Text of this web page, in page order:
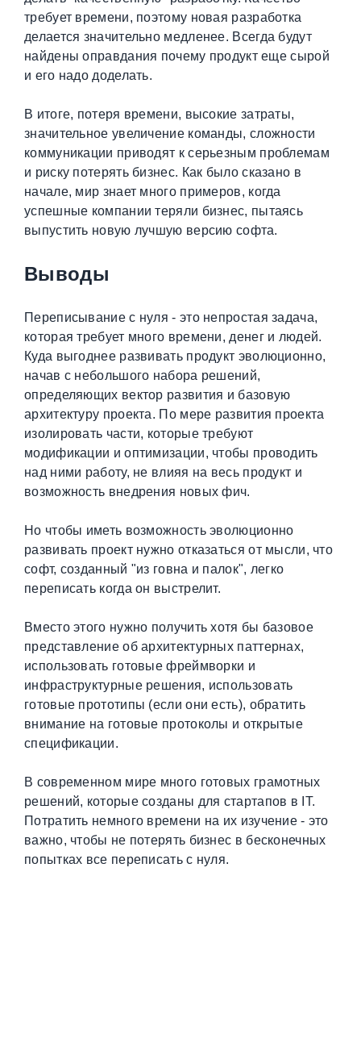
требует времени, поэтому новая разработка
делается значительно медленее. Всегда будут
найдены оправдания почему продукт еще сырой
и его надо доделать.
В итоге, потеря времени, высокие затраты,
значительное увеличение команды, сложности
коммуникации приводят к серьезным проблемам
и риску потерять бизнес. Как было сказано в
начале, мир знает много примеров, когда
успешные компании теряли бизнес, пытаясь
выпустить новую лучшую версию софта.
Выводы
Переписывание с нуля - это непростая задача,
которая требует много времени, денег и людей.
Куда выгоднее развивать продукт эволюционно,
начав с небольшого набора решений,
определяющих вектор развития и базовую
архитектуру проекта. По мере развития проекта
изолировать части, которые требуют
модификации и оптимизации, чтобы проводить
над ними работу, не влияя на весь продукт и
возможность внедрения новых фич.
Но чтобы иметь возможность эволюционно
развивать проект нужно отказаться от мысли, что
софт, созданный "из говна и палок", легко
переписать когда он выстрелит.
Вместо этого нужно получить хотя бы базовое
представление об архитектурных паттернах,
использовать готовые фреймворки и
инфраструктурные решения, использовать
готовые прототипы (если они есть), обратить
внимание на готовые протоколы и открытые
спецификации.
В современном мире много готовых грамотных
решений, которые созданы для стартапов в IT.
Потратить немного времени на их изучение - это
важно, чтобы не потерять бизнес в бесконечных
попытках все переписать с нуля.